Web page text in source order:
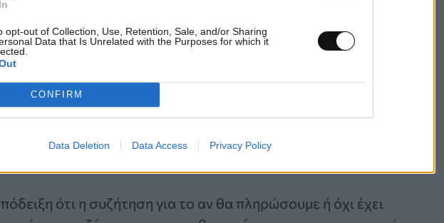
opt-out of Collection, Use, Retention, Sale, and/or Sharing
Data that Is Unrelated with the Purposes for which it
CONFIRM
Data Deletion Data Access Privacy Policy
ευρήματα στην αναφορά της Ontinue ήταν το γεγονός ότι
που κερδίζουν οι επιτιθέμενοι από τις πληρωμές λύτρων έχει
πάνω από το ένα τρίτο.
τηςBugcrowd
πίεσης από τις αρχές επιβολής του νόμου, καλύτερης
και οργανισμών που αρνούνται να πληρώσουν, προφανώς
ότι η συζήτηση για το αν θα πληρώσουμε ή όχι έχει